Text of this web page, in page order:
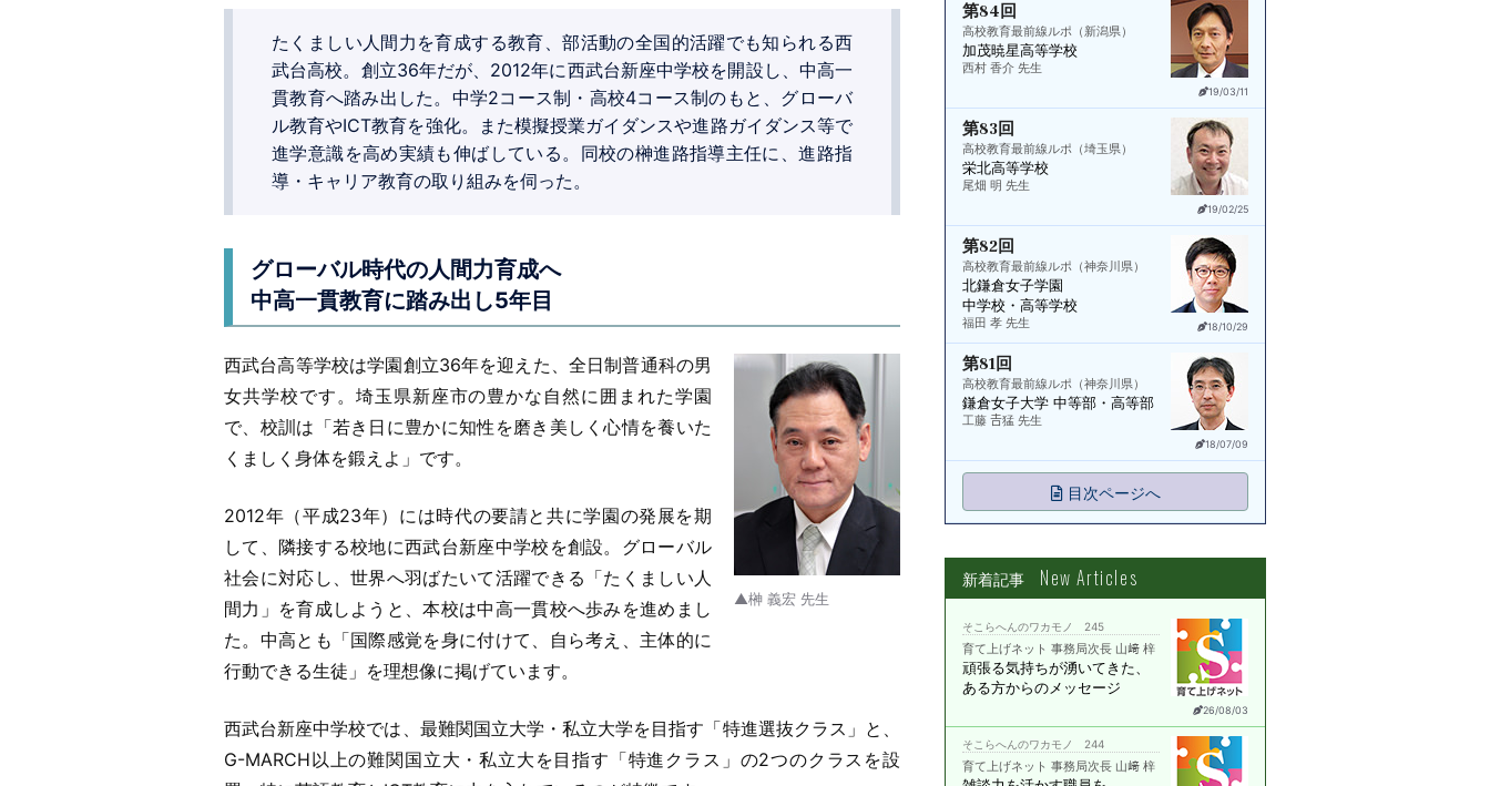
たくましい人間力を育成する教育、部活動の全国的活躍でも知られる西
武台高校。創立36年だが、2012年に西武台新座中学校を開設し、中高一
貫教育へ踏み出した。中学2コース制・高校4コース制のもと、グローバ
ル教育やICT教育を強化。また模擬授業ガイダンスや進路ガイダンス等で
進学意識を高め実績も伸ばしている。同校の榊進路指導主任に、進路指
導・キャリア教育の取り組みを伺った。
グローバル時代の人間力育成へ
中高一貫教育に踏み出し5年目
▲榊 義宏 先生
西武台高等学校は学園創立36年を迎えた、全日制普通科の男
女共学校です。埼玉県新座市の豊かな自然に囲まれた学園
で、校訓は「若き日に豊かに知性を磨き美しく心情を養いた
くましく身体を鍛えよ」です。
2012年（平成23年）には時代の要請と共に学園の発展を期
して、隣接する校地に西武台新座中学校を創設。グローバル
社会に対応し、世界へ羽ばたいて活躍できる「たくましい人
間力」を育成しようと、本校は中高一貫校へ歩みを進めまし
た。中高とも「国際感覚を身に付けて、自ら考え、主体的に
行動できる生徒」を理想像に掲げています。
西武台新座中学校では、最難関国立大学・私立大学を目指す「特進選抜クラス」と、
G-MARCH以上の難関国立大・私立大を目指す「特進クラス」の2つのクラスを設
19/03/11
第84回
高校教育最前線ルポ（新潟県）
加茂暁星高等学校
西村 香介 先生
19/02/25
第83回
高校教育最前線ルポ（埼玉県）
栄北高等学校
尾畑 明 先生
18/10/29
第82回
高校教育最前線ルポ（神奈川県）
北鎌倉女子学園
中学校・高等学校
福田 孝 先生
18/07/09
第81回
高校教育最前線ルポ（神奈川県）
鎌倉女子大学 中等部・高等部
工藤 𠮷猛 先生
目次ページへ
新着記事 New Articles
26/08/03
そこらへんのワカモノ 245
育て上げネット 事務局次長 山﨑 梓
頑張る気持ちが湧いてきた、
ある方からのメッセージ
そこらへんのワカモノ 244
育て上げネット 事務局次長 山﨑 梓